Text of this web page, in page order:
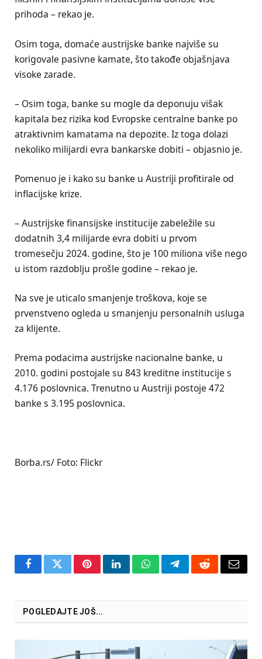
prihoda – rekao je.
Osim toga, domaće austrijske banke najviše su
korigovale pasivne kamate, što takođe objašnjava
visoke zarade.
– Osim toga, banke su mogle da deponuju višak
kapitala bez rizika kod Evropske centralne banke po
atraktivnim kamatama na depozite. Iz toga dolazi
nekoliko milijardi evra bankarske dobiti – objasnio je.
Pomenuo je i kako su banke u Austriji profitirale od
inflacijske krize.
– Austrijske finansijske institucije zabeležile su
dodatnih 3,4 milijarde evra dobiti u prvom
tromesečju 2024. godine, što je 100 miliona više nego
u istom razdoblju prošle godine – rekao je.
Na sve je uticalo smanjenje troškova, koje se
prvenstveno ogleda u smanjenju personalnih usluga
za klijente.
Prema podacima austrijske nacionalne banke, u
2010. godini postojale su 843 kreditne institucije s
4.176 poslovnica. Trenutno u Austriji postoje 472
banke s 3.195 poslovnica.
Borba.rs/ Foto: Flickr
FacebookTwitterPinterestLinkedInWhatsAppTelegramRedditEmail
POGLEDAJTE JOŠ...